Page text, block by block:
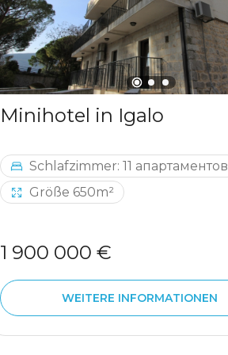
Minihotel in Igalo
Schlafzimmer: 11 апартаментов
Größe 650m²
1 900 000 €
WEITERE INFORMATIONEN